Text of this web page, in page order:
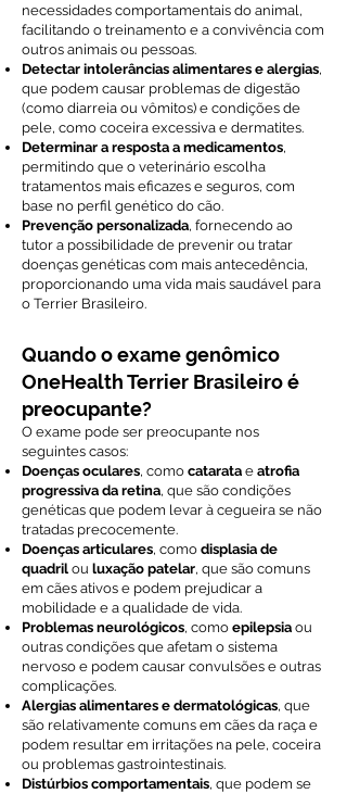
necessidades comportamentais do animal,
facilitando o treinamento e a convivência com
outros animais ou pessoas.
Detectar intolerâncias alimentares e alergias,
que podem causar problemas de digestão
(como diarreia ou vômitos) e condições de
pele, como coceira excessiva e dermatites.
Determinar a resposta a medicamentos,
permitindo que o veterinário escolha
tratamentos mais eficazes e seguros, com
base no perfil genético do cão.
Prevenção personalizada, fornecendo ao
tutor a possibilidade de prevenir ou tratar
doenças genéticas com mais antecedência,
proporcionando uma vida mais saudável para
o Terrier Brasileiro.
Quando o exame genômico
OneHealth Terrier Brasileiro é
preocupante?
O exame pode ser preocupante nos
seguintes casos:
Doenças oculares, como catarata e atrofia
progressiva da retina, que são condições
genéticas que podem levar à cegueira se não
tratadas precocemente.
Doenças articulares, como displasia de
quadril ou luxação patelar, que são comuns
em cães ativos e podem prejudicar a
mobilidade e a qualidade de vida.
Problemas neurológicos, como epilepsia ou
outras condições que afetam o sistema
nervoso e podem causar convulsões e outras
complicações.
Alergias alimentares e dermatológicas, que
são relativamente comuns em cães da raça e
podem resultar em irritações na pele, coceira
ou problemas gastrointestinais.
Distúrbios comportamentais, que podem se